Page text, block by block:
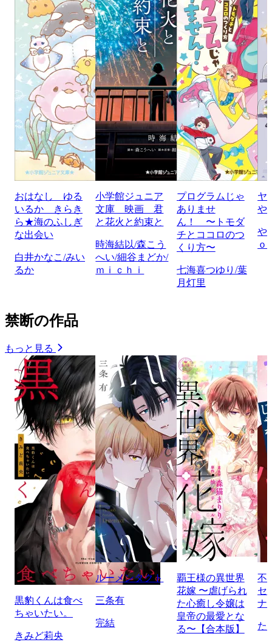
おはなし ゆる
いるか きらき
ら★海のふしぎ
な出会い
白井かなこ/みい
るか
小学館ジュニア
文庫 映画 君
と花火と約束と
時海結以/森こう
へい/細谷まどか/
ｍｉｃｈｉ
プログラムじゃ
ありませ
ん！ 〜トモダ
チとココロのつ
くり方〜
七海喜つゆり/葉
月灯里
ヤ
や
や
ｏ
禁断の作品
もっと見る
黒豹くんは食べ
ちゃいたい。
きみど莉央
ルーメンタクト
三条有
完結
覇王様の異世界
花嫁 〜虐げられ
た心癒し令嬢は
皇帝の最愛とな
る〜【合本版】
不
セ
ナ
た